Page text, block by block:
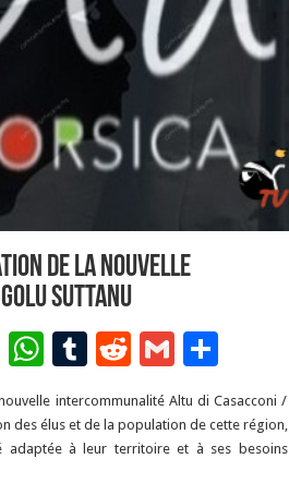
de la nouvelle
Suttanu
Pi
er
es
W
h
at
sA
T
m
bl
R
e
d
di
G
m
ai
l
P
ta
g
intercommunalité Altu di Casacconi /
des élus et de la population de cette région,
adaptée à leur territoire et à ses besoins